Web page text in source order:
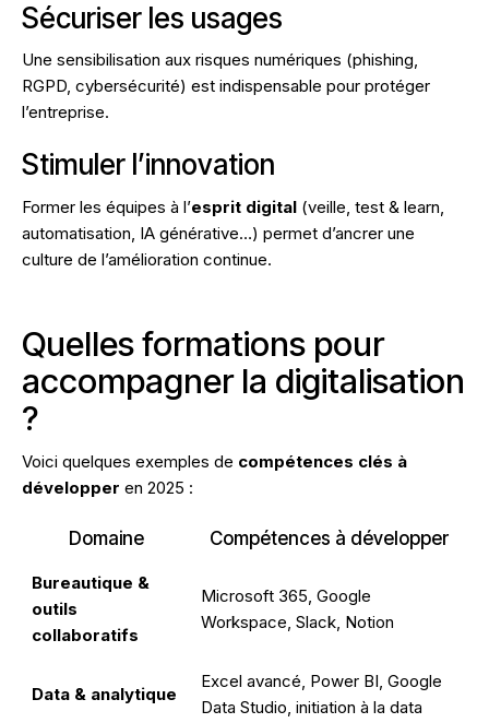
Sécuriser les usages
Une sensibilisation aux risques numériques (phishing,
RGPD, cybersécurité) est indispensable pour protéger
l’entreprise.
Stimuler l’innovation
Former les équipes à l’esprit digital (veille, test & learn,
automatisation, IA générative…) permet d’ancrer une
culture de l’amélioration continue.
Quelles formations pour
accompagner la digitalisation
?
Voici quelques exemples de compétences clés à
développer en 2025 :
Domaine Compétences à développer
Bureautique &
outils
collaboratifs
Microsoft 365, Google
Workspace, Slack, Notion
Data & analytique
Excel avancé, Power BI, Google
Data Studio, initiation à la data